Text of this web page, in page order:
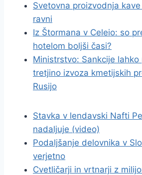
Svetovna proizvodnja
ravni
Iz Štormana v Celeio: so
hotelom boljši časi?
Ministrstvo: Sankcije
tretjino izvoza kmetijskih
Rusijo
Stavka v lendavski Nafti
nadaljuje (video)
Podaljšanje delovnika v
verjetno
Cvetličarji in vrtnarji z